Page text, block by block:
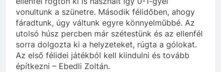
vonultunk a szünetre. Második félidőben, ahogy
fáradtunk, úgy váltunk egyre könnyelműbbé. Az
utolsó húsz percben már szétestünk és az ellenfél
sorra dolgozta ki a helyzeteket, rúgta a gólokat.
Az első félidei játékból kell kiindulni és tovább
építkezni – Ebedli Zoltán.